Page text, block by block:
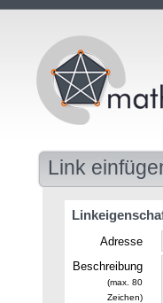
Link
Adresse
Beschreibung
(max. 80
Zeichen)